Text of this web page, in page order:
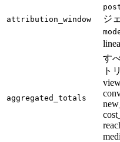
attribution_window
ジ
aggregated_totals
す
ト